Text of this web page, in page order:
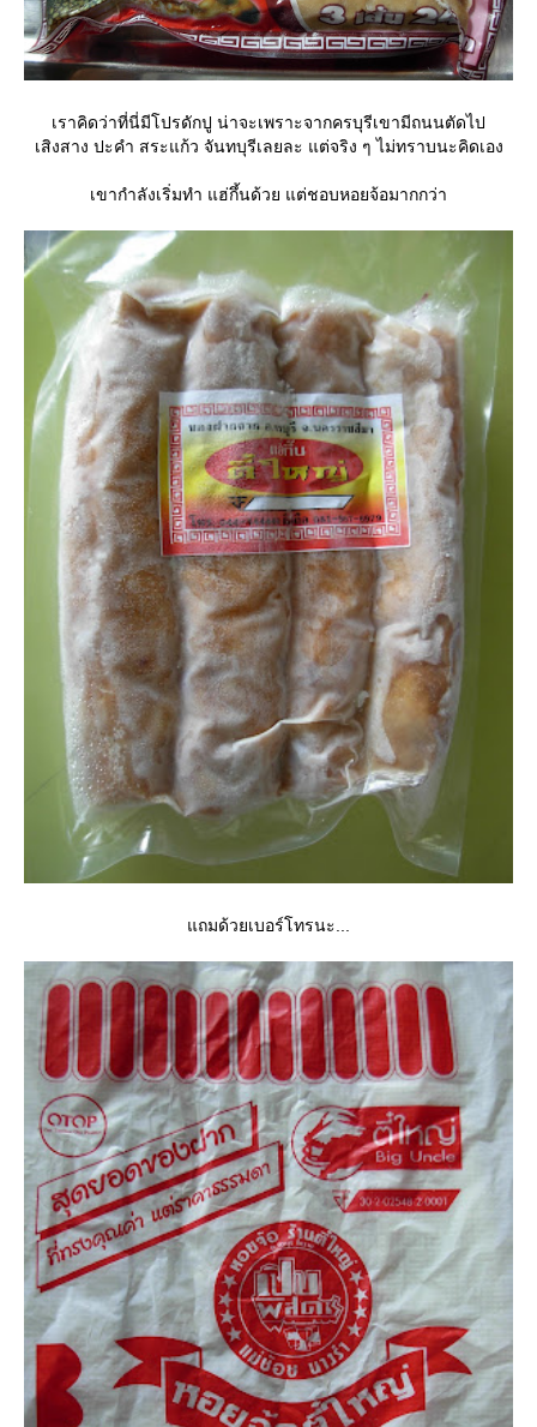
เราคิดว่าที่นี่มีโปรดักปู น่าจะเพราะจากครบุรีเขามีถนนตัดไป
เสิงสาง ปะคำ สระแก้ว จันทบุรีเลยละ แต่จริง ๆ ไม่ทราบนะคิดเอง
เขากำลังเริ่มทำ แฮ่กึ้นด้วย แต่ชอบหอยจ้อมากกว่า
ถมด้วยเบอร์โทรนะ...